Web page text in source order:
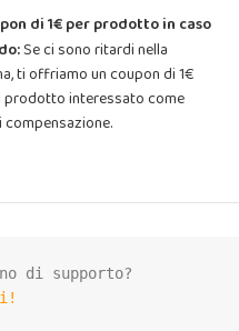
di 1€ per prodotto in caso
Se ci sono ritardi nella
ti offriamo un coupon di 1€
prodotto interessato come